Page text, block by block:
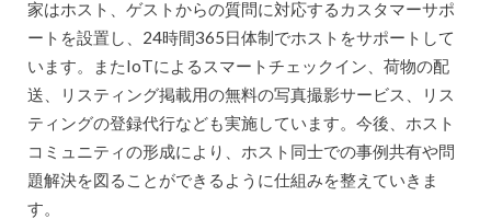
家はホスト、ゲストからの質問に対応するカスタマーサポ
ートを設置し、24時間365日体制でホストをサポートして
います。またIoTによるスマートチェックイン、荷物の配
送、リスティング掲載用の無料の写真撮影サービス、リス
ティングの登録代行なども実施しています。今後、ホスト
コミュニティの形成により、ホスト同士での事例共有や問
題解決を図ることができるように仕組みを整えていきま
す。